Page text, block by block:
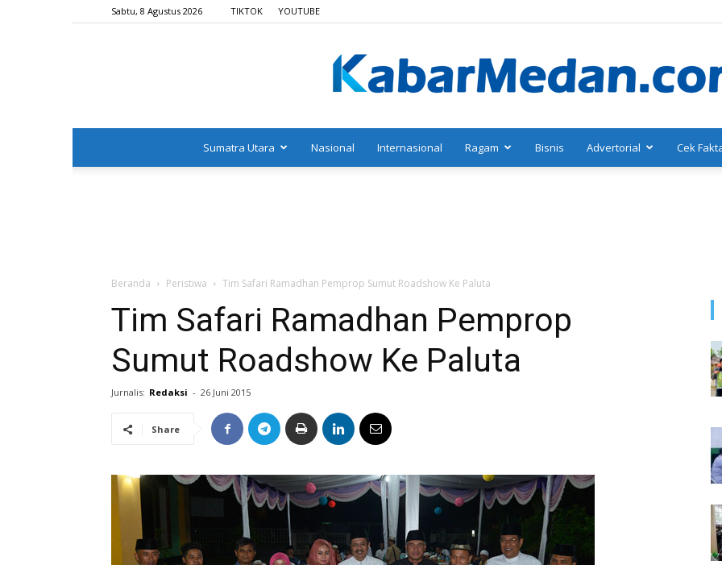
Sabtu, 8 Agustus 2026 TIKTOK YOUTUBE
Sumatra Utara Nasional Internasional Ragam Bisnis Advertorial Cek
Beranda Peristiwa Tim Safari Ramadhan Pemprop Sumut Roadshow Ke Paluta
Tim Safari Ramadhan Pemprop
Sumut Roadshow Ke Paluta
Jurnalis: Redaksi - 26 Juni 2015
Share